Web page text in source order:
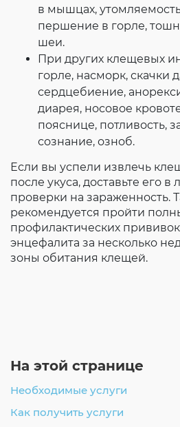
в мышцах,
першение в горле,
шеи.
При других клещевых
горле, насморк, скачки
сердцебиение,
диарея, носовое
пояснице, потливость,
сознание, озноб.
Если вы успели извлечь
после укуса, доставьте его
проверки на зараженность.
рекомендуется пройти
профилактических
энцефалита за несколько
зоны обитания клещей.
На этой странице
Необходимые услуги
Как получить услуги